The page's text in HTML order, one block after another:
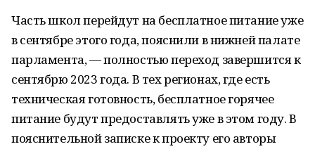
Часть школ перейдут на бесплатное питание уже
в сентябре этого года, пояснили в нижней палате
парламента, — полностью переход завершится к
сентябрю 2023 года. В тех регионах, где есть
техническая готовность, бесплатное горячее
питание будут предоставлять уже в этом году. В
пояснительной записке к проекту его авторы